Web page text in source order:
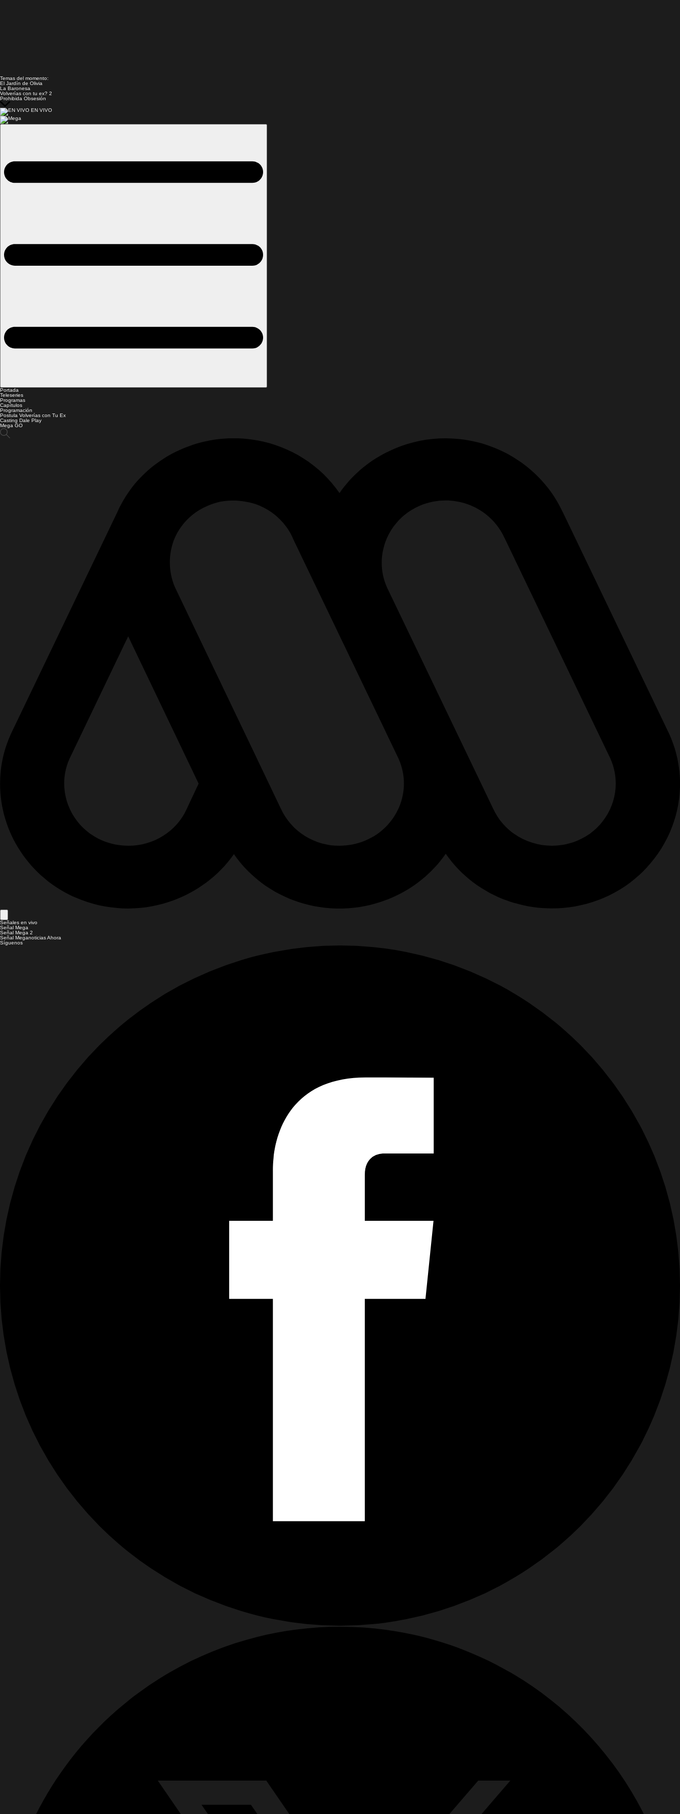
Temas del momento:
El Jardín de Olivia
La Baronesa
Volverías con tu ex? 2
Prohibida Obsesión
EN VIVO
Portada
Teleseries
Programas
Capítulos
Programación
Postula Volverías con Tu Ex
Casting Dale Play
Mega GO
Señales en vivo
Señal Mega
Señal Mega 2
Señal Meganoticias Ahora
Síguenos